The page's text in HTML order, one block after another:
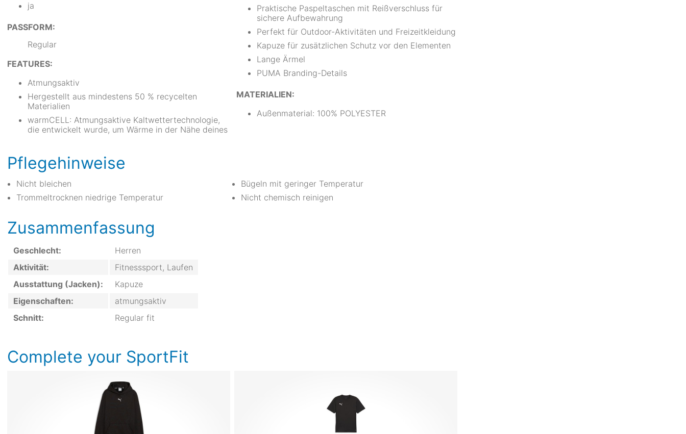
ja
PASSFORM:
Regular
FEATURES:
Atmungsaktiv
Hergestellt aus mindestens 50 % recycelten
Materialien
warmCELL: Atmungsaktive Kaltwettertechnologie,
die entwickelt wurde, um Wärme in der Nähe deines
Praktische Paspeltaschen mit Reißverschluss für
sichere Aufbewahrung
Perfekt für Outdoor-Aktivitäten und Freizeitkleidung
Kapuze für zusätzlichen Schutz vor den Elementen
Lange Ärmel
PUMA Branding-Details
MATERIALIEN:
Außenmaterial: 100% POLYESTER
Pflegehinweise
Nicht bleichen
Trommeltrocknen niedrige Temperatur
Bügeln mit geringer Temperatur
Nicht chemisch reinigen
Zusammenfassung
Geschlecht:
Herren
Aktivität:
Fitnesssport, Laufen
Ausstattung (Jacken):
Kapuze
Eigenschaften:
atmungsaktiv
Schnitt:
Regular fit
Complete your SportFit